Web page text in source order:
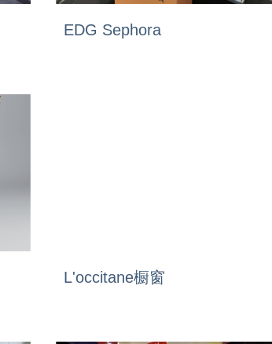
EDG Sephora
L'occitane橱窗